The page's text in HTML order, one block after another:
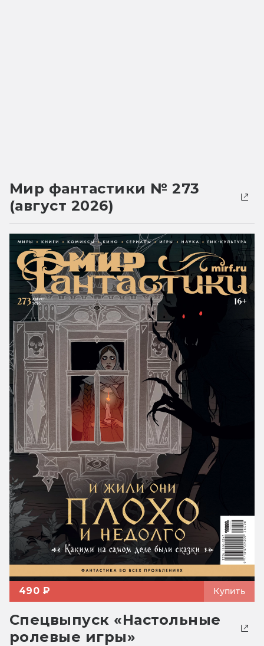
Мир фантастики № 273
(август 2026)
490 ₽ Купить
Спецвыпуск «Настольные
ролевые игры»